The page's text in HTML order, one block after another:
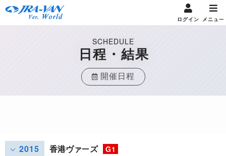
ログイン メニュー
SCHEDULE
日程・結果
開催日程
2015 香港ヴァーズ G1